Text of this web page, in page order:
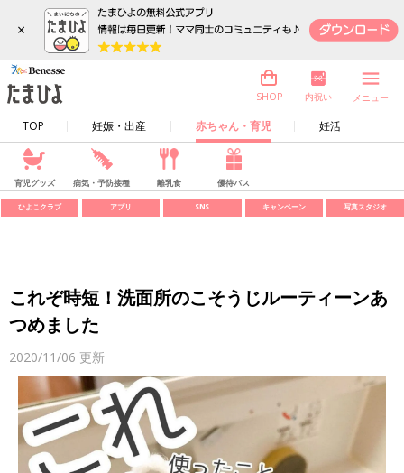
×
TOP 妊娠・出産 赤ちゃん・育児 妊活
SHOP 内祝い メニュー
育児グッズ 病気・予防接種 離乳食 優待パス
ひよこクラブ アプリ SNS キャンペーン 写真スタジオ
これぞ時短！洗面所のこそうじルーティーンあ
つめました
2020/11/06 更新